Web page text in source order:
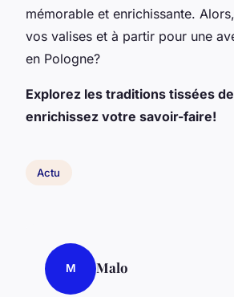
mémorable et enrichissante.
vos valises et à partir pour une
en Pologne?
Explorez les traditions tissées
enrichissez votre savoir-faire!
Actu
M Malo